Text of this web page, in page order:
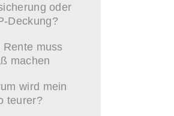
oder
Deckung?
Rente muss
machen
wird mein
teurer?